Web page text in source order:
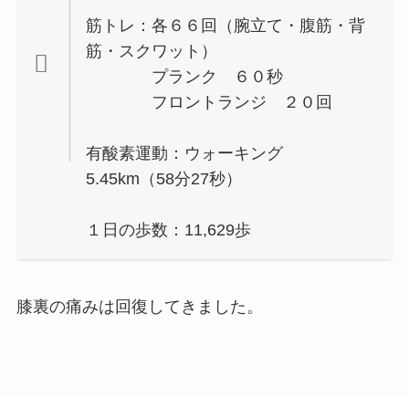
筋トレ：各６６回（腕立て・腹筋・背
筋・スクワット）
プランク ６０秒
フロントランジ ２０回
有酸素運動：ウォーキング
5.45km（58分27秒）
１日の歩数：11,629歩
膝裏の痛みは回復してきました。